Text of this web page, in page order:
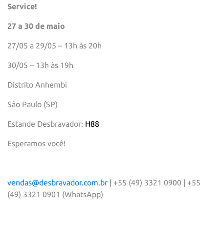
Service!
27 a 30 de maio
27/05 a 29/05 – 13h às 20h
30/05 – 13h às 19h
Distrito Anhembi
São Paulo (SP)
Estande Desbravador: H88
Esperamos você!
vendas@desbravador.com.br | +55 (49) 3321 0900 | +55
(49) 3321 0901 (WhatsApp)